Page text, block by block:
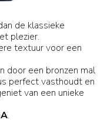
de klassieke
plezier.
textuur voor een
door een bronzen mal
perfect vasthoudt en
van een unieke
.